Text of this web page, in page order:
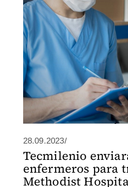
28.09.2023/
Tecmilenio
enfermeros para
Methodist